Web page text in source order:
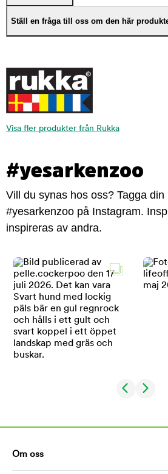
Ställ en fråga till oss om den här
Visa fler produkter från Rukka
#yesarkenzoo
Vill du synas hos oss? Tagga din
#yesarkenzoo på Instagram.
inspireras av andra.
Om oss